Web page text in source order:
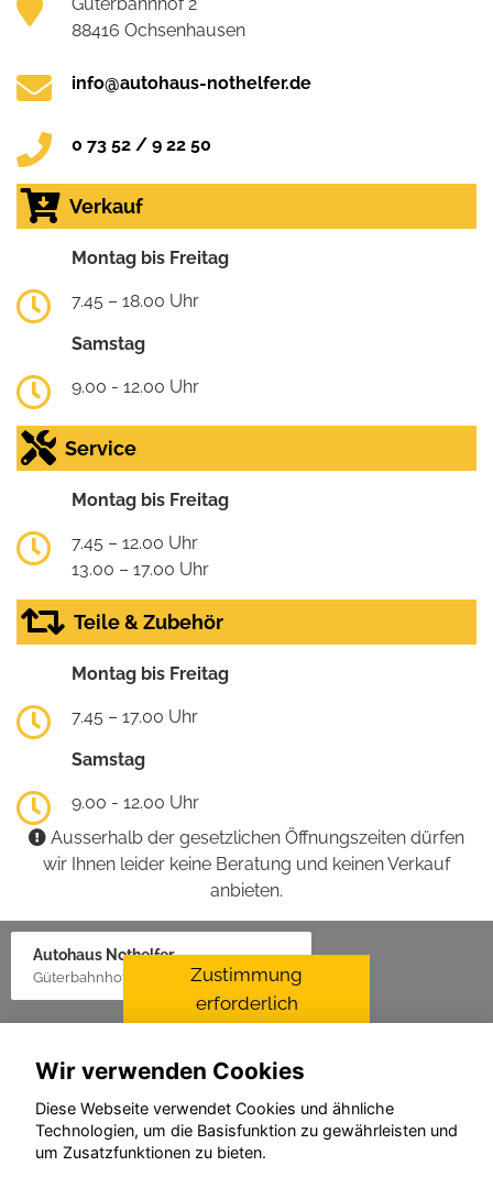
88416 Ochsenhausen
info@autohaus-nothelfer.de
0 73 52 / 9 22 50
Verkauf
Montag bis Freitag
7.45 – 18.00 Uhr
Samstag
9.00 - 12.00 Uhr
Service
Montag bis Freitag
7.45 – 12.00 Uhr
13.00 – 17.00 Uhr
Teile & Zubehör
Montag bis Freitag
7.45 – 17.00 Uhr
Samstag
9.00 - 12.00 Uhr
Ausserhalb der gesetzlichen Öffnungszeiten dürfen
wir Ihnen leider keine Beratung und keinen Verkauf
anbieten.
Autohaus Nothelfer
Güterbahnhof 2, 88416 Ochsenhausen
Zustimmung
erforderlich
Karten- und
Navigationsdienste ist Ihre
Zustimmung zu den
Datenschutzrichtlinien vom
Drittanbieter Google LLC
Wir verwenden Cookies
Diese Webseite verwendet Cookies und ähnliche
Technologien, um die Basisfunktion zu gewährleisten und
um Zusatzfunktionen zu bieten.